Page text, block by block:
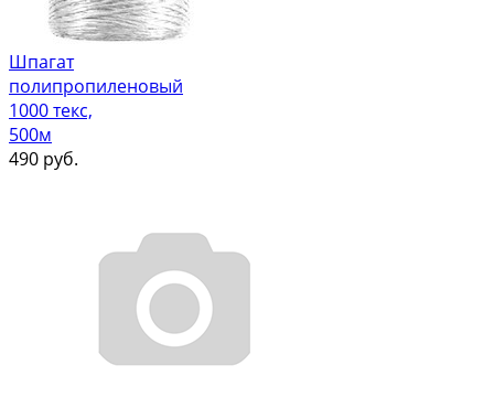
Шпагат
полипропиленовый
1000 текс,
500м
490 руб.